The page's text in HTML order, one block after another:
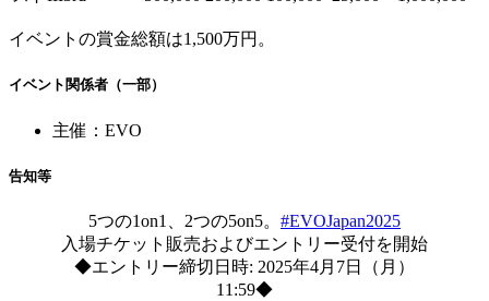
イベントの賞金総額は1,500万円。
イベント関係者（一部）
主催：EVO
告知等
5つの1on1、2つの5on5。 #EVOJapan2025
入場チケット販売およびエントリー受付を開始
◆エントリー締切日時: 2025年4月7日（月）
11:59◆